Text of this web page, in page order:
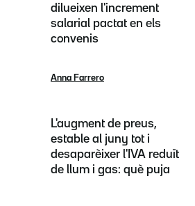
dilueixen l'increment
salarial pactat en els
convenis
Anna Farrero
L'augment de preus,
estable al juny tot i
desaparèixer l'IVA reduït
de llum i gas: què puja